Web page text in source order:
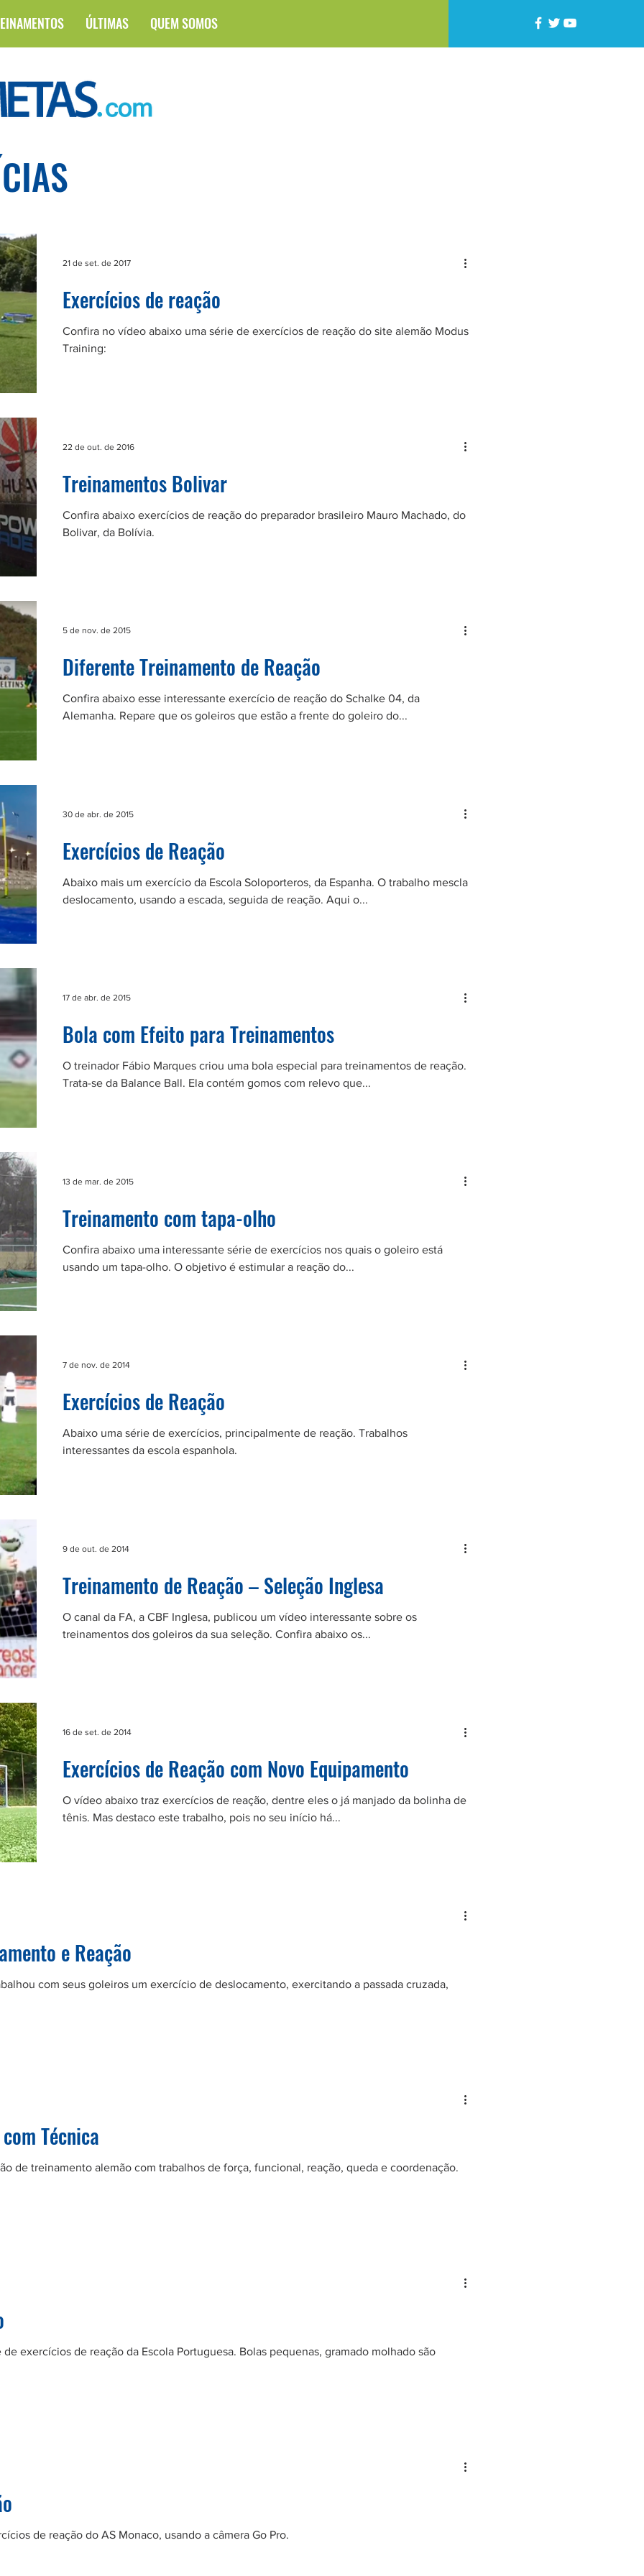
ÚLTIMAS QUEM SOMOS
Exercícios de reação
Confira no vídeo abaixo uma série de exercícios de reação do site alemão Modus
Training:
21 de set. de 2017
Treinamentos Bolivar
Confira abaixo exercícios de reação do preparador brasileiro Mauro Machado, do
Bolivar, da Bolívia.
22 de out. de 2016
Diferente Treinamento de Reação
Confira abaixo esse interessante exercício de reação do Schalke 04, da
Alemanha. Repare que os goleiros que estão a frente do goleiro do...
5 de nov. de 2015
Exercícios de Reação
Abaixo mais um exercício da Escola Soloporteros, da Espanha. O trabalho mescla
deslocamento, usando a escada, seguida de reação. Aqui o...
30 de abr. de 2015
Bola com Efeito para Treinamentos
O treinador Fábio Marques criou uma bola especial para treinamentos de reação.
Trata-se da Balance Ball. Ela contém gomos com relevo que...
17 de abr. de 2015
Treinamento com tapa-olho
Confira abaixo uma interessante série de exercícios nos quais o goleiro está
usando um tapa-olho. O objetivo é estimular a reação do...
13 de mar. de 2015
Exercícios de Reação
Abaixo uma série de exercícios, principalmente de reação. Trabalhos
interessantes da escola espanhola.
7 de nov. de 2014
Treinamento de Reação – Seleção Inglesa
O canal da FA, a CBF Inglesa, publicou um vídeo interessante sobre os
treinamentos dos goleiros da sua seleção. Confira abaixo os...
9 de out. de 2014
Exercícios de Reação com Novo Equipamento
O vídeo abaixo traz exercícios de reação, dentre eles o já manjado da bolinha de
tênis. Mas destaco este trabalho, pois no seu início há...
16 de set. de 2014
e Reação
com seus goleiros um exercício de deslocamento, exercitando a passada cruzada,
Técnica
de treinamento alemão com trabalhos de força, funcional, reação, queda e coordenação.
exercícios de reação da Escola Portuguesa. Bolas pequenas, gramado molhado são
de reação do AS Monaco, usando a câmera Go Pro.